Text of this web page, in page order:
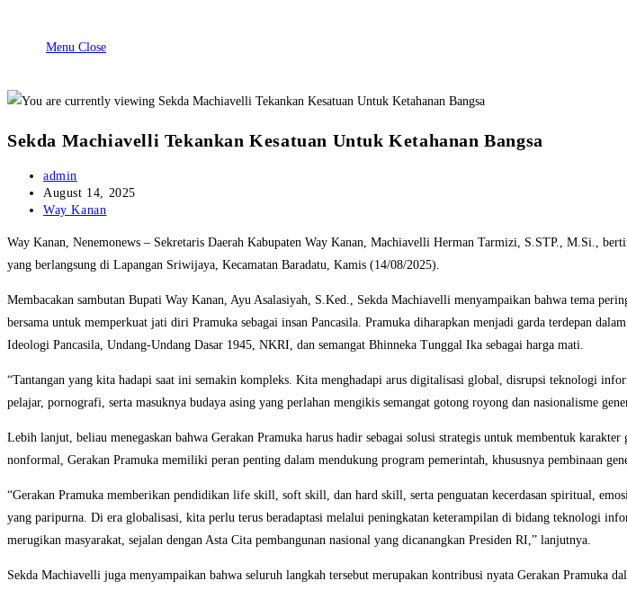
Menu Close
Sekda Machiavelli Tekankan Kesatuan Untuk Ketahanan Bangsa
Post
author:
admin
Post
published:
August 14, 2025
Post
Way Kanan
Way Kanan, Nenemonews – Sekretaris Daerah Kabupaten Way Kanan, Machiavelli Herman Tarmizi, S.STP., M.Si.,
yang berlangsung di Lapangan Sriwijaya, Kecamatan Baradatu, Kamis (14/08/2025).
Membacakan sambutan Bupati Way Kanan, Ayu Asalasiyah, S.Ked., Sekda Machiavelli menyampaikan bahwa tema
bersama untuk memperkuat jati diri Pramuka sebagai insan Pancasila. Pramuka diharapkan menjadi garda terdepan
Ideologi Pancasila, Undang-Undang Dasar 1945, NKRI, dan semangat Bhinneka Tunggal Ika sebagai harga mati.
“Tantangan yang kita hadapi saat ini semakin kompleks. Kita menghadapi arus digitalisasi global, disrupsi teknologi
pelajar, pornografi, serta masuknya budaya asing yang perlahan mengikis semangat gotong royong dan nasionalisme
Lebih lanjut, beliau menegaskan bahwa Gerakan Pramuka harus hadir sebagai solusi strategis untuk membentuk
nonformal, Gerakan Pramuka memiliki peran penting dalam mendukung program pemerintah, khususnya pembinaan
“Gerakan Pramuka memberikan pendidikan life skill, soft skill, dan hard skill, serta penguatan kecerdasan spiritual,
yang paripurna. Di era globalisasi, kita perlu terus beradaptasi melalui peningkatan keterampilan di bidang teknologi
merugikan masyarakat, sejalan dengan Asta Cita pembangunan nasional yang dicanangkan Presiden RI,” lanjutnya.
Sekda Machiavelli juga menyampaikan bahwa seluruh langkah tersebut merupakan kontribusi nyata Gerakan